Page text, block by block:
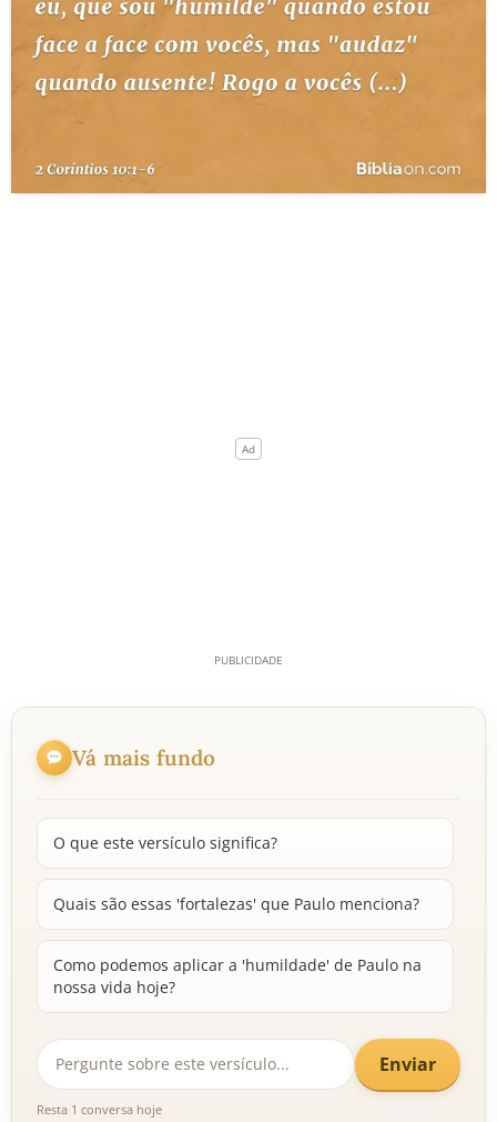
Vá mais fundo
O que este versículo significa?
Quais são essas 'fortalezas' que Paulo menciona?
Como podemos aplicar a 'humildade' de Paulo na
nossa vida hoje?
Enviar
Resta 1 conversa hoje